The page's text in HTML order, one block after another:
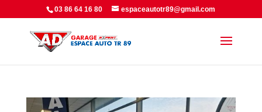
Panneau de gestion des cookies
03 86 64 16 80 espaceautotr89@gmail.com